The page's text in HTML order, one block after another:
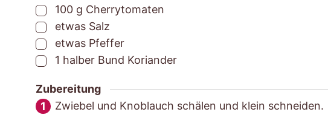
▢
100 g Cherrytomaten
▢
etwas Salz
▢
etwas Pfeffer
▢
1 halber Bund Koriander
Zubereitung
Zwiebel und Knoblauch schälen und klein schneiden.